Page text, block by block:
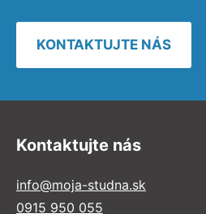
KONTAKTUJTE NÁS
Kontaktujte nás
info@moja-studna.sk
0915 950 055